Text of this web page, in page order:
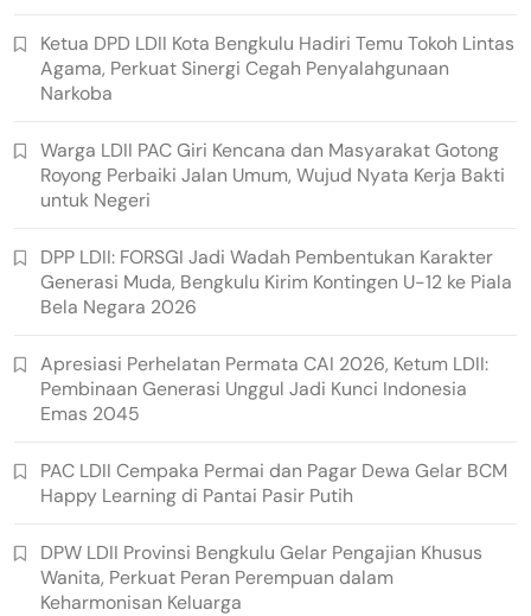
Ketua DPD LDII Kota Bengkulu Hadiri Temu Tokoh Lintas
Agama, Perkuat Sinergi Cegah Penyalahgunaan
Narkoba
Warga LDII PAC Giri Kencana dan Masyarakat Gotong
Royong Perbaiki Jalan Umum, Wujud Nyata Kerja Bakti
untuk Negeri
DPP LDII: FORSGI Jadi Wadah Pembentukan Karakter
Generasi Muda, Bengkulu Kirim Kontingen U-12 ke Piala
Bela Negara 2026
Apresiasi Perhelatan Permata CAI 2026, Ketum LDII:
Pembinaan Generasi Unggul Jadi Kunci Indonesia
Emas 2045
PAC LDII Cempaka Permai dan Pagar Dewa Gelar BCM
Happy Learning di Pantai Pasir Putih
DPW LDII Provinsi Bengkulu Gelar Pengajian Khusus
Wanita, Perkuat Peran Perempuan dalam
Keharmonisan Keluarga